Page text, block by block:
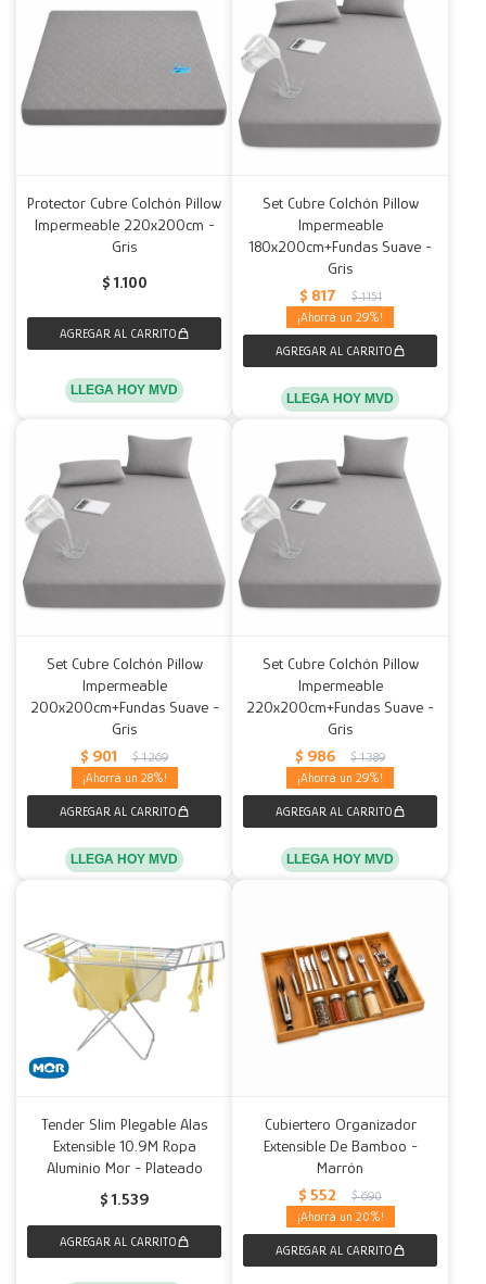
Protector Cubre Colchón Pillow
Impermeable 220x200cm -
Gris
$ 1.100
LLEGA HOY MVD
Set Cubre Colchón Pillow
Impermeable
180x200cm+Fundas Suave -
Gris
$ 817 $ 1.151
29
LLEGA HOY MVD
Set Cubre Colchón Pillow
Impermeable
200x200cm+Fundas Suave -
Gris
$ 901 $ 1.269
28
LLEGA HOY MVD
Set Cubre Colchón Pillow
Impermeable
220x200cm+Fundas Suave -
Gris
$ 986 $ 1.389
29
LLEGA HOY MVD
Tender Slim Plegable Alas
Extensible 10.9M Ropa
Aluminio Mor - Plateado
$ 1.539
Cubiertero Organizador
Extensible De Bamboo -
Marrón
$ 552 $ 690
20